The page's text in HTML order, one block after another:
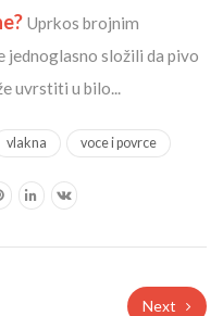
Uprkos brojnim
jednoglasno složili da pivo
uvrstiti u bilo...
vlakna voce i povrce
Next